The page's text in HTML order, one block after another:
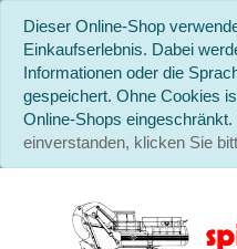
Dieser Online-Shop
Einkaufserlebnis. Dabei
Informationen oder die
gespeichert. Ohne Cookies
Online-Shops eingeschränkt.
einverstanden, klicken Sie